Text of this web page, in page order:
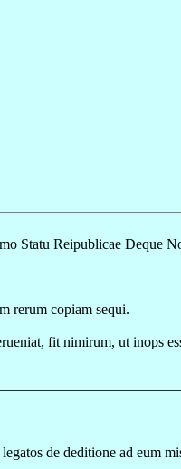
Statu Reipublicae Deque
rerum copiam sequi.
fit nimirum, ut inops
de deditione ad eum